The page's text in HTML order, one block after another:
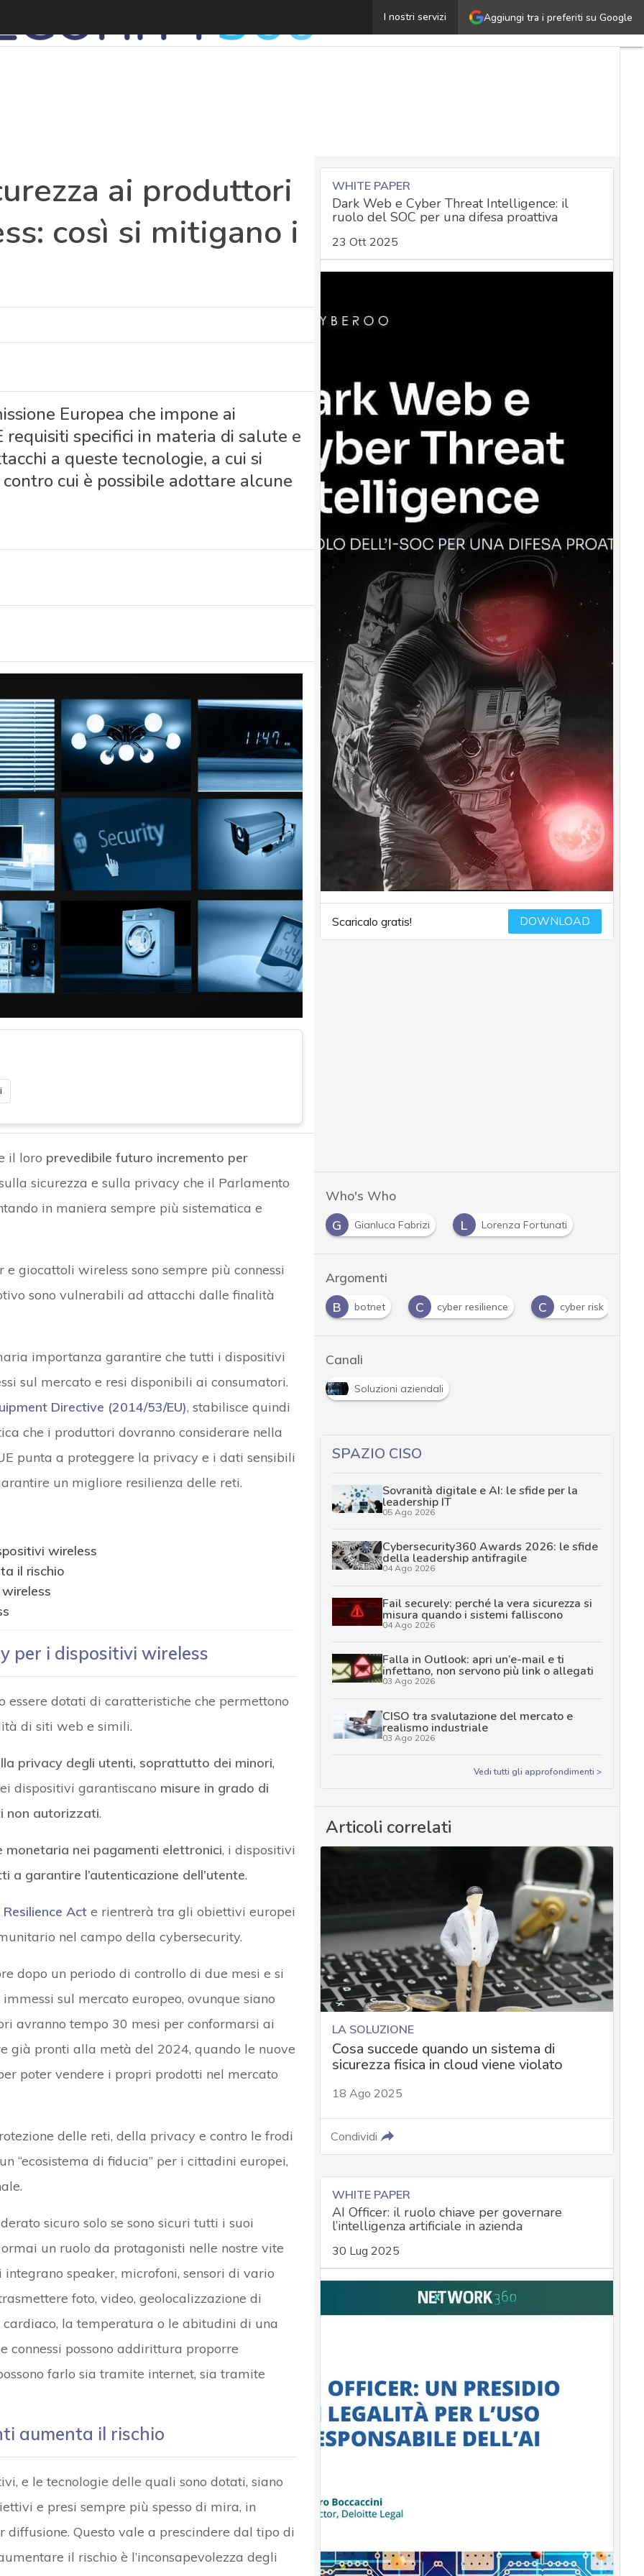
Aggiungi tra i preferiti su Google
I nostri servizi
L’UE impone più sicurezza ai produttori di dispositivi
ai produttori
così si mitigano i
Europea che impone ai
specifici in materia di salute e
a queste tecnologie, a cui si
cui è possibile adottare alcune
il loro prevedibile futuro incremento per
sicurezza e sulla privacy che il Parlamento
in maniera sempre più sistematica e
giocattoli wireless sono sempre più connessi
sono vulnerabili ad attacchi dalle finalità
importanza garantire che tutti i dispositivi
sul mercato e resi disponibili ai consumatori.
Directive (2014/53/EU), stabilisce quindi
che i produttori dovranno considerare nella
punta a proteggere la privacy e i dati sensibili
un migliore resilienza delle reti.
wireless
il rischio
per i dispositivi wireless
dotati di caratteristiche che permettono
di siti web e simili.
privacy degli utenti, soprattutto dei minori,
dispositivi garantiscano misure in grado di
non autorizzati.
monetaria nei pagamenti elettronici, i dispositivi
a garantire l’autenticazione dell’utente.
Acte rientrerà tra gli obiettivi europei
nel campo della cybersecurity.
dopo un periodo di controllo di due mesi e si
sul mercato europeo, ovunque siano
avranno tempo 30 mesi per conformarsi ai
già pronti alla metà del 2024, quando le nuove
poter vendere i propri prodotti nel mercato
delle reti, della privacy e contro le frodi
“ecosistema di fiducia” per i cittadini europei,
sicuro solo se sono sicuri tutti i suoi
un ruolo da protagonisti nelle nostre vite
speaker, microfoni, sensori di vario
foto, video, geolocalizzazione di
la temperatura o le abitudini di una
connessi possono addirittura proporre
farlo sia tramite internet, sia tramite
aumenta il rischio
e le tecnologie delle quali sono dotati, siano
e presi sempre più spesso di mira, in
Questo vale a prescindere dal tipo di
il rischio è l’inconsapevolezza degli
WHITE PAPER
Dark Web e Cyber Threat Intelligence: il
ruolo del SOC per una difesa proattiva
23 Ott 2025
Scaricalo gratis! DOWNLOAD
Who's Who
G
Gianluca Fabrizi L Lorenza Fortunati
Argomenti
B botnet C cyber resilience C cyber risk
Canali
Soluzioni aziendali
SPAZIO CISO
Sovranità digitale e AI: le sfide per la
leadership IT
05 Ago 2026
Cybersecurity360 Awards 2026: le sfide
della leadership antifragile
04 Ago 2026
Fail securely: perché la vera sicurezza si
misura quando i sistemi falliscono
04 Ago 2026
Falla in Outlook: apri un’e-mail e ti
infettano, non servono più link o allegati
03 Ago 2026
CISO tra svalutazione del mercato e
realismo industriale
03 Ago 2026
Vedi tutti gli approfondimenti >
Articoli correlati
LA SOLUZIONE
Cosa succede quando un sistema di
sicurezza fisica in cloud viene violato
18 Ago 2025
Condividi
WHITE PAPER
AI Officer: il ruolo chiave per governare
l’intelligenza artificiale in azienda
30 Lug 2025